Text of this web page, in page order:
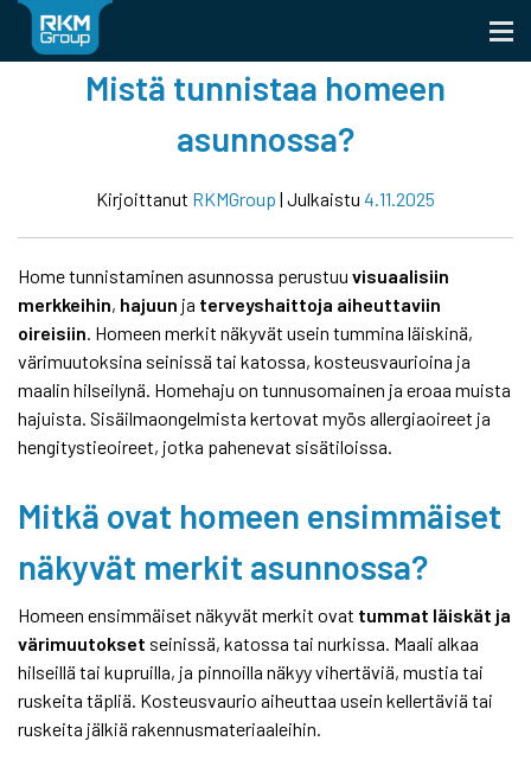
Skip
content
Mistä tunnistaa homeen
asunnossa?
Kirjoittanut RKMGroup | Julkaistu 4.11.2025
Home tunnistaminen asunnossa perustuu visuaalisiin
merkkeihin, hajuun ja terveyshaittoja aiheuttaviin
oireisiin. Homeen merkit näkyvät usein tummina läiskinä,
värimuutoksina seinissä tai katossa, kosteusvaurioina ja
maalin hilseilynä. Homehaju on tunnusomainen ja eroaa muista
hajuista. Sisäilmaongelmista kertovat myös allergiaoireet ja
hengitystieoireet, jotka pahenevat sisätiloissa.
Mitkä ovat homeen ensimmäiset
näkyvät merkit asunnossa?
Homeen ensimmäiset näkyvät merkit ovat tummat läiskät ja
värimuutokset seinissä, katossa tai nurkissa. Maali alkaa
hilseillä tai kupruilla, ja pinnoilla näkyy vihertäviä, mustia tai
ruskeita täpliä. Kosteusvaurio aiheuttaa usein kellertäviä tai
ruskeita jälkiä rakennusmateriaaleihin.